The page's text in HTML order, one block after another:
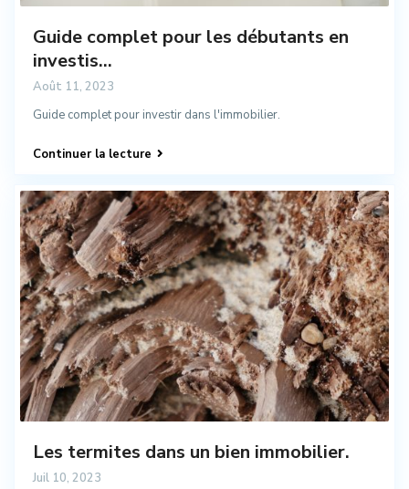
Guide complet pour les débutants en
investis...
Août 11, 2023
Guide complet pour investir dans l'immobilier.
Continuer la lecture
Les termites dans un bien immobilier.
Juil 10, 2023